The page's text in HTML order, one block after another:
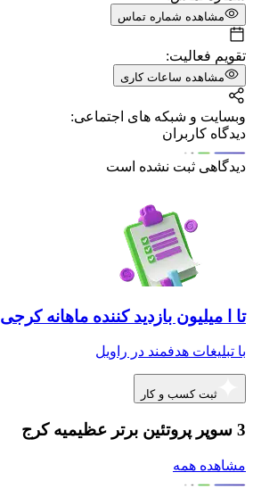
مشاهده شماره تماس
تقویم فعالیت:
مشاهده ساعات کاری
وبسایت و شبکه های اجتماعی:
دیدگاه کاربران
دیدگاهی ثبت نشده است
تا ا میلیون بازدید کننده ماهانه کرجی
با تبلیغات هدفمند در راویل
ثبت کسب و کار
3 سوپر پروتئین برتر عظیمیه کرج
مشاهده همه